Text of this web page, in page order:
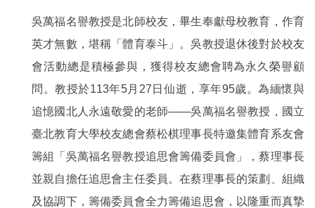
吳萬福名譽教授是北師校友，畢生奉獻母校教育，作育
英才無數，堪稱「體育泰斗」。吳教授退休後對於校友
會活動總是積極參與，獲得校友總會聘為永久榮譽顧
問。教授於113年5月27日仙逝，享年95歲。為緬懷與
追憶國北人永遠敬愛的老師——吳萬福名譽教授，國立
臺北教育大學校友總會蔡松棋理事長特邀集體育系友會
籌組「吳萬福名譽教授追思會籌備委員會」，蔡理事長
並親自擔任追思會主任委員。在蔡理事長的策劃、組織
及協調下，籌備委員會全力籌備追思會，以隆重而真摯